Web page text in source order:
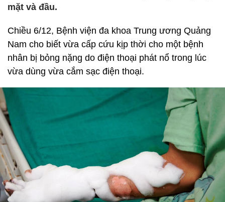
mặt và đầu.
Chiều 6/12, Bệnh viện đa khoa Trung ương Quảng
Nam cho biết vừa cấp cứu kịp thời cho một bệnh
nhân bị bỏng nặng do điện thoại phát nổ trong lúc
vừa dùng vừa cắm sạc điện thoại.